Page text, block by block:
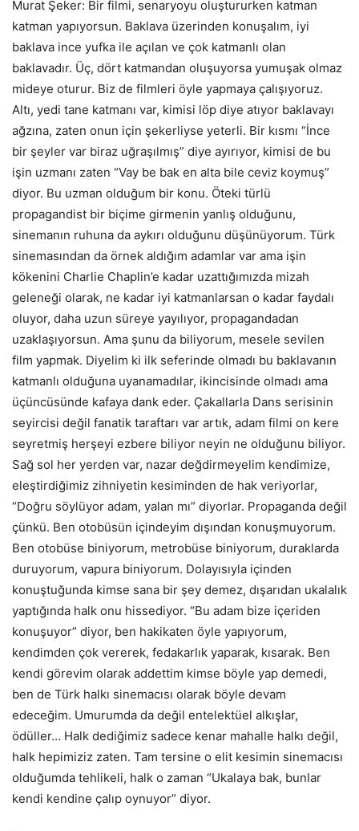
Murat Şeker: Bir filmi, senaryoyu oluştururken katman
katman yapıyorsun. Baklava üzerinden konuşalım, iyi
baklava ince yufka ile açılan ve çok katmanlı olan
baklavadır. Üç, dört katmandan oluşuyorsa yumuşak olmaz
mideye oturur. Biz de filmleri öyle yapmaya çalışıyoruz.
Altı, yedi tane katmanı var, kimisi löp diye atıyor baklavayı
ağzına, zaten onun için şekerliyse yeterli. Bir kısmı “İnce
bir şeyler var biraz uğraşılmış” diye ayırıyor, kimisi de bu
işin uzmanı zaten “Vay be bak en alta bile ceviz koymuş”
diyor. Bu uzman olduğum bir konu. Öteki türlü
propagandist bir biçime girmenin yanlış olduğunu,
sinemanın ruhuna da aykırı olduğunu düşünüyorum. Türk
sinemasından da örnek aldığım adamlar var ama işin
kökenini Charlie Chaplin’e kadar uzattığımızda mizah
geleneği olarak, ne kadar iyi katmanlarsan o kadar faydalı
oluyor, daha uzun süreye yayılıyor, propagandadan
uzaklaşıyorsun. Ama şunu da biliyorum, mesele sevilen
film yapmak. Diyelim ki ilk seferinde olmadı bu baklavanın
katmanlı olduğuna uyanamadılar, ikincisinde olmadı ama
üçüncüsünde kafaya dank eder. Çakallarla Dans serisinin
seyircisi değil fanatik taraftarı var artık, adam filmi on kere
seyretmiş herşeyi ezbere biliyor neyin ne olduğunu biliyor.
Sağ sol her yerden var, nazar değdirmeyelim kendimize,
eleştirdiğimiz zihniyetin kesiminden de hak veriyorlar,
“Doğru söylüyor adam, yalan mı” diyorlar. Propaganda değil
çünkü. Ben otobüsün içindeyim dışından konuşmuyorum.
Ben otobüse biniyorum, metrobüse biniyorum, duraklarda
duruyorum, vapura biniyorum. Dolayısıyla içinden
konuştuğunda kimse sana bir şey demez, dışarıdan ukalalık
yaptığında halk onu hissediyor. “Bu adam bize içeriden
konuşuyor” diyor, ben hakikaten öyle yapıyorum,
kendimden çok vererek, fedakarlık yaparak, kısarak. Ben
kendi görevim olarak addettim kimse böyle yap demedi,
ben de Türk halkı sinemacısı olarak böyle devam
edeceğim. Umurumda da değil entelektüel alkışlar,
ödüller… Halk dediğimiz sadece kenar mahalle halkı değil,
halk hepimiziz zaten. Tam tersine o elit kesimin sinemacısı
olduğumda tehlikeli, halk o zaman “Ukalaya bak, bunlar
kendi kendine çalıp oynuyor” diyor.